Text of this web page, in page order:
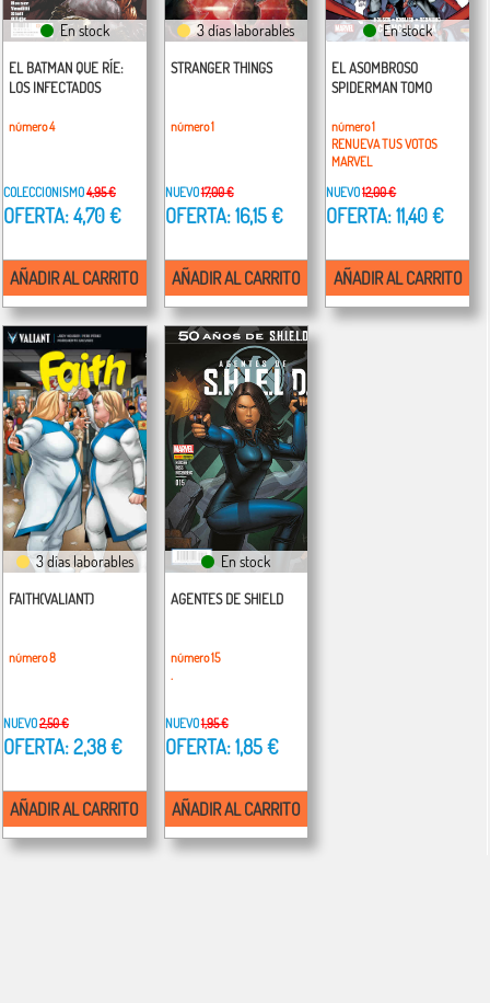
En stock
EL BATMAN QUE RÍE:
LOS INFECTADOS
número 4
COLECCIONISMO4,95 €
OFERTA: 4,70 €
AÑADIR AL CARRITO
3 días laborables
STRANGER THINGS
número 1
NUEVO17,00 €
OFERTA: 16,15 €
AÑADIR AL CARRITO
En stock
EL ASOMBROSO
SPIDERMAN TOMO
número 1
RENUEVA TUS VOTOS
MARVEL
NUEVO12,00 €
OFERTA: 11,40 €
AÑADIR AL CARRITO
3 días laborables
FAITH(VALIANT)
número 8
NUEVO2,50 €
OFERTA: 2,38 €
AÑADIR AL CARRITO
En stock
AGENTES DE SHIELD
número 15
.
NUEVO1,95 €
OFERTA: 1,85 €
AÑADIR AL CARRITO